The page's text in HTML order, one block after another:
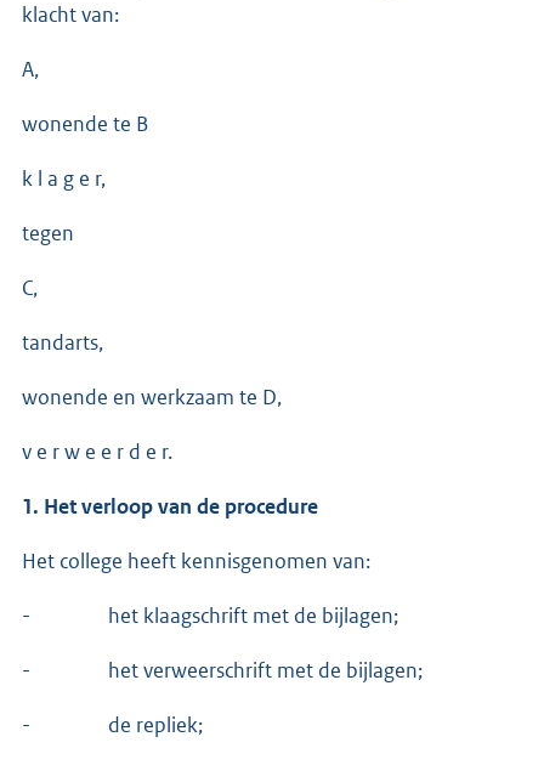
klacht van:
A,
wonende te B
k l a g e r,
tegen
C,
tandarts,
wonende en werkzaam te D,
v e r w e e r d e r.
1. Het verloop van de procedure
Het college heeft kennisgenomen van:
- het klaagschrift met de bijlagen;
- het verweerschrift met de bijlagen;
- de repliek;